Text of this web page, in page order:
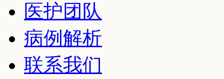
医护团队
病例解析
联系我们